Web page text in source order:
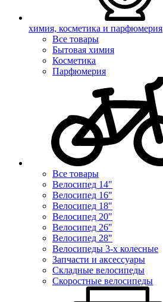
химия, косметика и парфюмерия
Все товары
Бытовая химия
Косметика
Парфюмерия
Все товары
Велосипед 14"
Велосипед 16"
Велосипед 18"
Велосипед 20"
Велосипед 26"
Велосипед 28"
Велосипеды 3-х колесные
Запчасти и аксессуары
Складные велосипеды
Скоростные велосипеды